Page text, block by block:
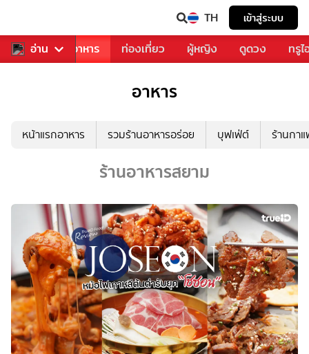
TH เข้าสู่ระบบ
อ่าน
การเพลง อาหาร ท่องเที่ยว ผู้หญิง ดูดวง ทรู
อาหาร
หน้าแรกอาหาร รวมร้านอาหารอร่อย บุฟเฟ่ต์ ร้านกา
ร้านอาหารสยาม